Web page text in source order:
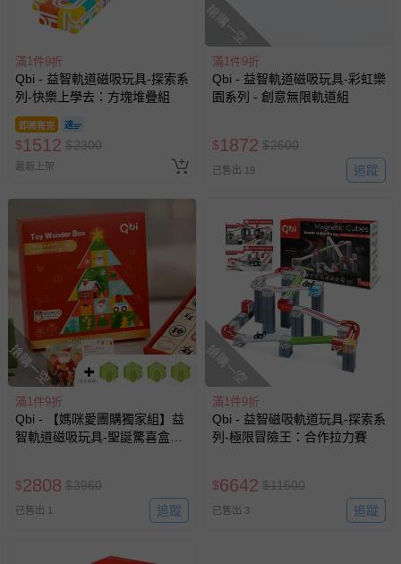
滿1件9折
Qbi - 益智軌道磁吸玩具-探索系
列-快樂上學去：方塊堆疊組
即將售完
$1512 $2300
最新上架
搶購一空
滿1件9折
Qbi - 益智軌道磁吸玩具-彩虹樂
園系列 - 創意無限軌道組
$1872 $2600
已售出 19 追蹤
搶購一空
滿1件9折
Qbi - 【媽咪愛團購獨家組】益
智軌道磁吸玩具-聖誕驚喜盒
$2808 $3960
已售出 1 追蹤
搶購一空
滿1件9折
Qbi - 益智磁吸軌道玩具-探索系
列-極限冒險王：合作拉力賽
$6642 $11500
已售出 3 追蹤